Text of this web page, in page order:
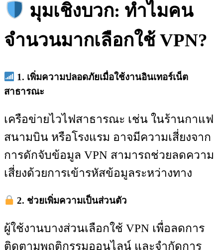
มุมเชิงบวก: ทำไมคน
จำนวนมากเลือกใช้ VPN?
1. เพิ่มความปลอดภัยเมื่อใช้งานอินเทอร์เน็ต
สาธารณะ
เครือข่ายไวไฟสาธารณะ เช่น ในร้านกาแฟ
สนามบิน หรือโรงแรม อาจมีความเสี่ยงจาก
การดักจับข้อมูล VPN สามารถช่วยลดความ
เสี่ยงด้วยการเข้ารหัสข้อมูลระหว่างทาง
2. ช่วยเพิ่มความเป็นส่วนตัว
ผู้ใช้งานบางส่วนเลือกใช้ VPN เพื่อลดการ
ติดตามพฤติกรรมออนไลน์ และจำกัดการ